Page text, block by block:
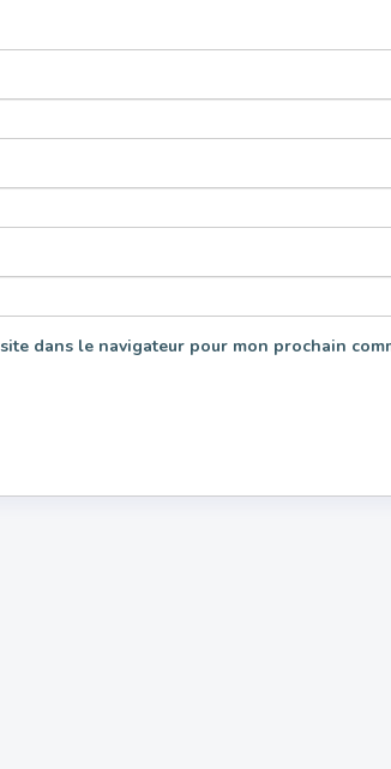
dans le navigateur pour mon prochain